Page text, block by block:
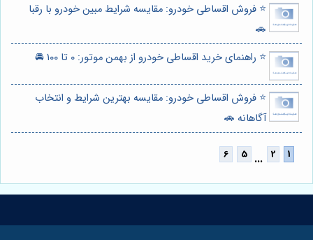
⭐️ فروش اقساطی خودرو: مقایسه شرایط مبین خودرو با رقبا
🚗
⭐️ راهنمای خرید اقساطی خودرو از بهمن موتور: ۰ تا ۱۰۰ 🚘
⭐️ فروش اقساطی خودرو: مقایسه بهترین شرایط و انتخاب
آگاهانه 🚗
...